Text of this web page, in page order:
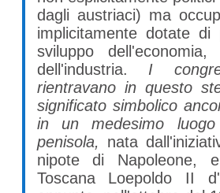
dagli austriaci) ma
implicitamente dotate
sviluppo
dell'industria. I
rientravano in questo
significato simbolico
in un medesimo
penisola, nata
nipote di Napoleone,
Toscana Loepoldo II